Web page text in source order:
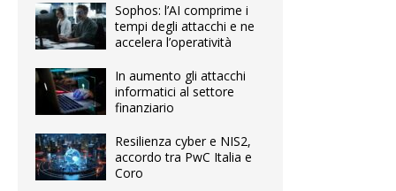
Sophos: l’AI comprime i
tempi degli attacchi e ne
accelera l’operatività
In aumento gli attacchi
informatici al settore
finanziario
Resilienza cyber e NIS2,
accordo tra PwC Italia e
Coro